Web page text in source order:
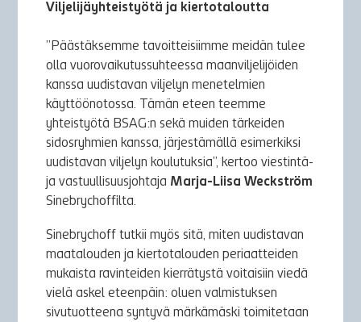
Viljelijäyhteistyötä ja kiertotaloutta
”Päästäksemme tavoitteisiimme meidän tulee
olla vuorovaikutussuhteessa maanviljelijöiden
kanssa uudistavan viljelyn menetelmien
käyttöönotossa. Tämän eteen teemme
yhteistyötä BSAG:n sekä muiden tärkeiden
sidosryhmien kanssa, järjestämällä esimerkiksi
uudistavan viljelyn koulutuksia”, kertoo viestintä-
ja vastuullisuusjohtaja Marja-Liisa Weckström
Sinebrychoffilta.
Sinebrychoff tutkii myös sitä, miten uudistavan
maatalouden ja kiertotalouden periaatteiden
mukaista ravinteiden kierrätystä voitaisiin viedä
vielä askel eteenpäin: oluen valmistuksen
sivutuotteena syntyvä märkämäski toimitetaan